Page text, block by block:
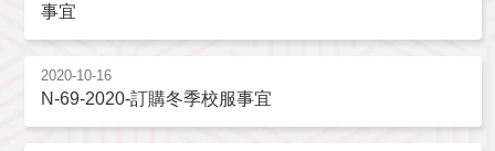
事宜
2020-10-16
N-69-2020-訂購冬季校服事宜